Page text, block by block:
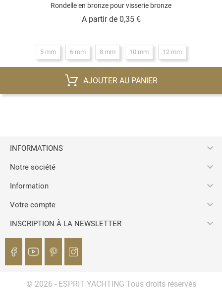
Rondelle en bronze pour visserie bronze
A partir de 0,35 €Prix
5 mm 6 mm 8 mm 10 mm 12 mm
AJOUTER AU PANIER
INFORMATIONS 
Notre société 
Information 
Votre compte 
INSCRIPTION À LA NEWSLETTER 
© 2026 - ESPRIT YACHTING Tous droits réservés